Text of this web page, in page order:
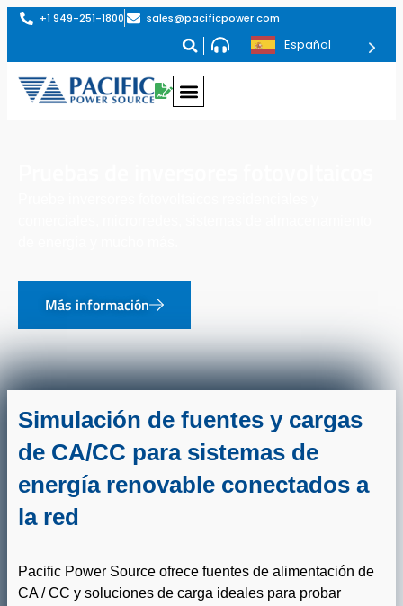
+1 949-251-1800 sales@pacificpower.com
Español
Más información
Simulación de fuentes y cargas
de CA/CC para sistemas de
energía renovable conectados a
la red
Pacific Power Source ofrece fuentes de alimentación de
CA / CC y soluciones de carga ideales para probar